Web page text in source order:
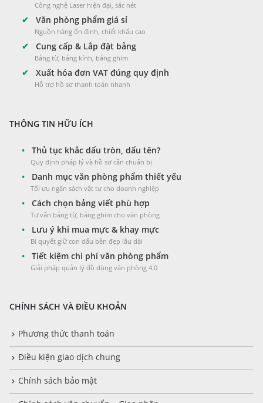
Công nghệ Laser hiện đại, sắc nét
✔ Văn phòng phẩm giá sỉ
Nguồn hàng ổn định, chiết khấu cao
✔ Cung cấp & Lắp đặt bảng
Bảng từ, bảng kính, bảng ghim
✔ Xuất hóa đơn VAT đúng quy định
Hỗ trợ hồ sơ thanh toán nhanh
THÔNG TIN HỮU ÍCH
• Thủ tục khắc dấu tròn, dấu tên?
Quy định pháp lý và hồ sơ cần chuẩn bị
• Danh mục văn phòng phẩm thiết yếu
Tối ưu ngân sách vật tư cho doanh nghiệp
• Cách chọn bảng viết phù hợp
Tư vấn bảng từ, bảng ghim cho văn phòng
• Lưu ý khi mua mực & khay mực
Bí quyết giữ con dấu bền đẹp lâu dài
• Tiết kiệm chi phí văn phòng phẩm
Giải pháp quản lý đồ dùng văn phòng 4.0
CHÍNH SÁCH VÀ ĐIỀU KHOẢN
Phương thức thanh toán
Điều kiện giao dịch chung
Chính sách bảo mật